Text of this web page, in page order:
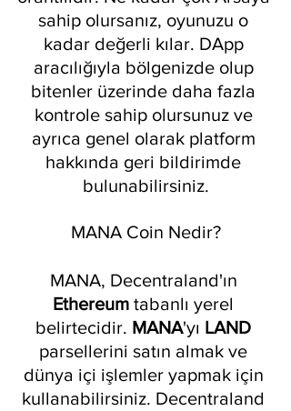
sahip olursanız, oyunuzu o
kadar değerli kılar. DApp
aracılığıyla bölgenizde olup
bitenler üzerinde daha fazla
kontrole sahip olursunuz ve
ayrıca genel olarak platform
hakkında geri bildirimde
bulunabilirsiniz.
MANA Coin Nedir?
MANA, Decentraland'ın
Ethereum tabanlı yerel
belirtecidir. MANA'yı LAND
parsellerini satın almak ve
dünya içi işlemler yapmak için
kullanabilirsiniz. Decentraland